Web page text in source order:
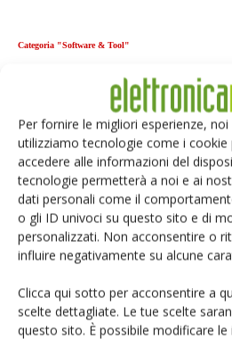
Per fornire le migliori esperienze,
utilizziamo tecnologie come i
accedere alle informazioni del
tecnologie permetterà a noi e ai
dati personali come il
o gli ID univoci su questo sito e di
personalizzati. Non acconsentire o
influire negativamente su alcune
Clicca qui sotto per acconsentire a
scelte dettagliate. Le tue scelte
questo sito. È possibile modificare
Categoria "Software & Tool"
Calibre InRoute - Mentor Graphics
Webench Fpga Power Architect - National
Categoria "Sensori integrati"
AIS1xxxDS - STMicroelectronics
AS540x - austriamicrosystems
Xtrinsic MAG3110 - Freescale